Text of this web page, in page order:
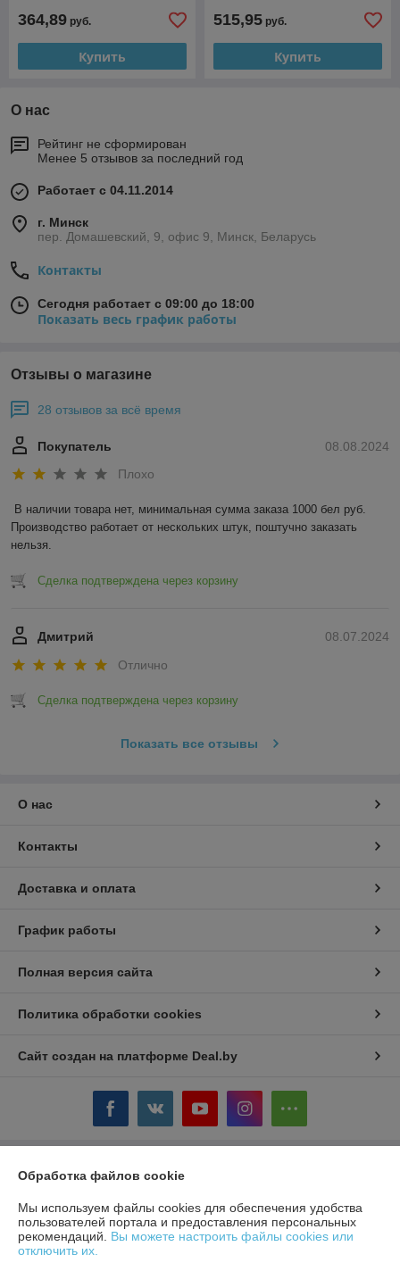
364,89 руб.
Купить
515,95 руб.
Купить
О нас
Рейтинг не сформирован
Менее 5 отзывов за последний год
Работает с 04.11.2014
г. Минск
пер. Домашевский, 9, офис 9, Минск, Беларусь
Контакты
Сегодня работает с 09:00 до 18:00
Показать весь график работы
Отзывы о магазине
28 отзывов за всё время
08.08.2024
Покупатель
Плохо
В наличии товара нет, минимальная сумма заказа 1000 бел руб.
Производство работает от нескольких штук, поштучно заказать
нельзя.
Сделка подтверждена через корзину
08.07.2024
Дмитрий
Отлично
Сделка подтверждена через корзину
Показать все отзывы
О нас
Контакты
Доставка и оплата
График работы
Полная версия сайта
Политика обработки cookies
Сайт создан на платформе Deal.by
Информация для покупателя
Юридическое лицо: ЧТУП «БелТоргХолод»
220036, Республика Беларусь, г.Минск, пер. Домашевский, 9-9
Регистрационный номер ЕГР: 190859074
Обработка файлов cookie
Мы используем файлы cookies для обеспечения удобства
пользователей портала и предоставления персональных
рекомендаций. Вы можете настроить файлы cookies или
отключить их.